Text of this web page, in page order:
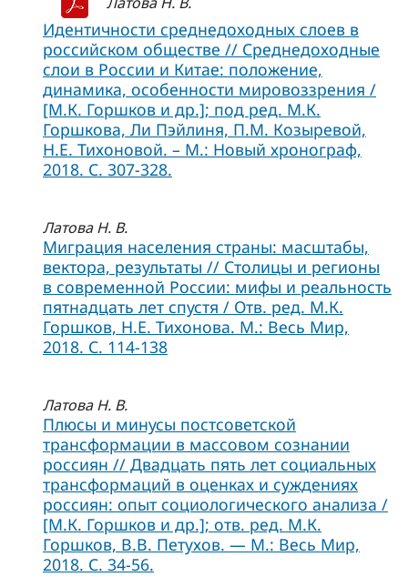
Идентичности среднедоходных слоев в
российском обществе // Среднедоходные
слои в России и Китае: положение,
динамика, особенности мировоззрения /
[М.К. Горшков и др.]; под ред. М.К.
Горшкова, Ли Пэйлиня, П.М. Козыревой,
Н.Е. Тихоновой. – М.: Новый хронограф,
2018. C. 307-328.
Латова Н. В.
Миграция населения страны: масштабы,
вектора, результаты // Столицы и регионы
в современной России: мифы и реальность
пятнадцать лет спустя / Отв. ред. М.К.
Горшков, Н.Е. Тихонова. М.: Весь Мир,
2018. С. 114-138
Латова Н. В.
Плюсы и минусы постсоветской
трансформации в массовом сознании
россиян // Двадцать пять лет социальных
трансформаций в оценках и суждениях
россиян: опыт социологического анализа /
[М.К. Горшков и др.]; отв. ред. М.К.
Горшков, В.В. Петухов. — М.: Весь Мир,
2018. С. 34-56.